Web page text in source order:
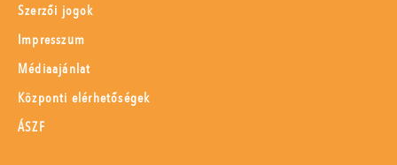
Szerzői jogok
Impresszum
Médiaajánlat
Központi elérhetőségek
ÁSZF